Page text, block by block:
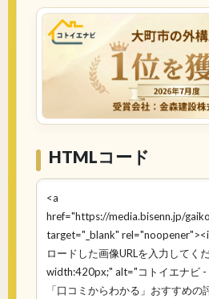
HTMLコード